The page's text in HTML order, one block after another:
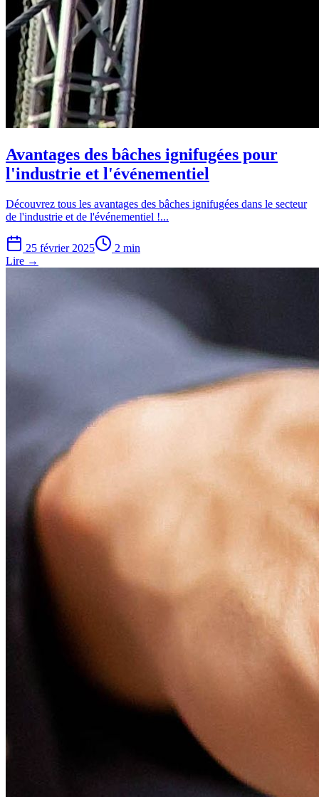
Avantages des bâches ignifugées pour
l'industrie et l'événementiel
Découvrez tous les avantages des bâches ignifugées dans le secteur
de l'industrie et de l'événementiel !...
25 février 2025
2 min
Lire →